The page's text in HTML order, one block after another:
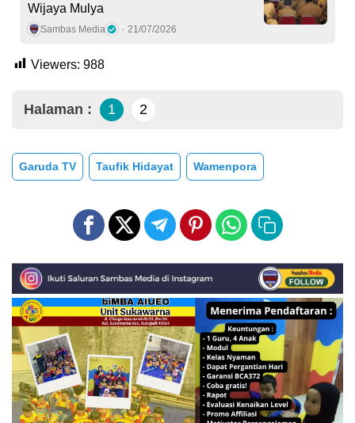
Wijaya Mulya
Sambas Media 21/07/2026
Viewers: 988
Halaman : 1 2
Garuda TV Taufik Hidayat Wamenpora